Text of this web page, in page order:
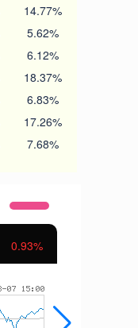
14.77%
5.62%
6.12%
18.37%
6.83%
17.26%
7.68%
0.93%